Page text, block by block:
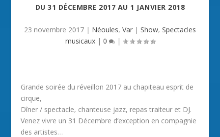
DU31 DÉCEMBRE 2017 AU 1 JANVIER 2018
23 novembre 2017 | Néoules, Var | Show, Spectacles
musicaux| 0 |
Grande soirée du réveillon 2017 au chapiteau esprit de
cirque,
Dîner / spectacle, chanteuse jazz, repas traiteur et DJ.
Venez vivre un 31 Décembre d’exception en compagnie
des artistes…